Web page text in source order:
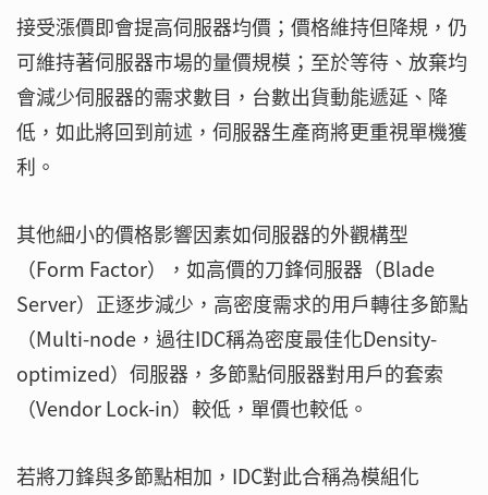
接受漲價即會提高伺服器均價；價格維持但降規，仍
可維持著伺服器市場的量價規模；至於等待、放棄均
會減少伺服器的需求數目，台數出貨動能遞延、降
低，如此將回到前述，伺服器生產商將更重視單機獲
利。
其他細小的價格影響因素如伺服器的外觀構型
（Form Factor），如高價的刀鋒伺服器（Blade
Server）正逐步減少，高密度需求的用戶轉往多節點
（Multi-node，過往IDC稱為密度最佳化Density-
optimized）伺服器，多節點伺服器對用戶的套索
（Vendor Lock-in）較低，單價也較低。
若將刀鋒與多節點相加，IDC對此合稱為模組化